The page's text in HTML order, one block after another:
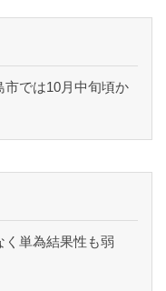
市では10月中旬頃か
単為結果性も弱